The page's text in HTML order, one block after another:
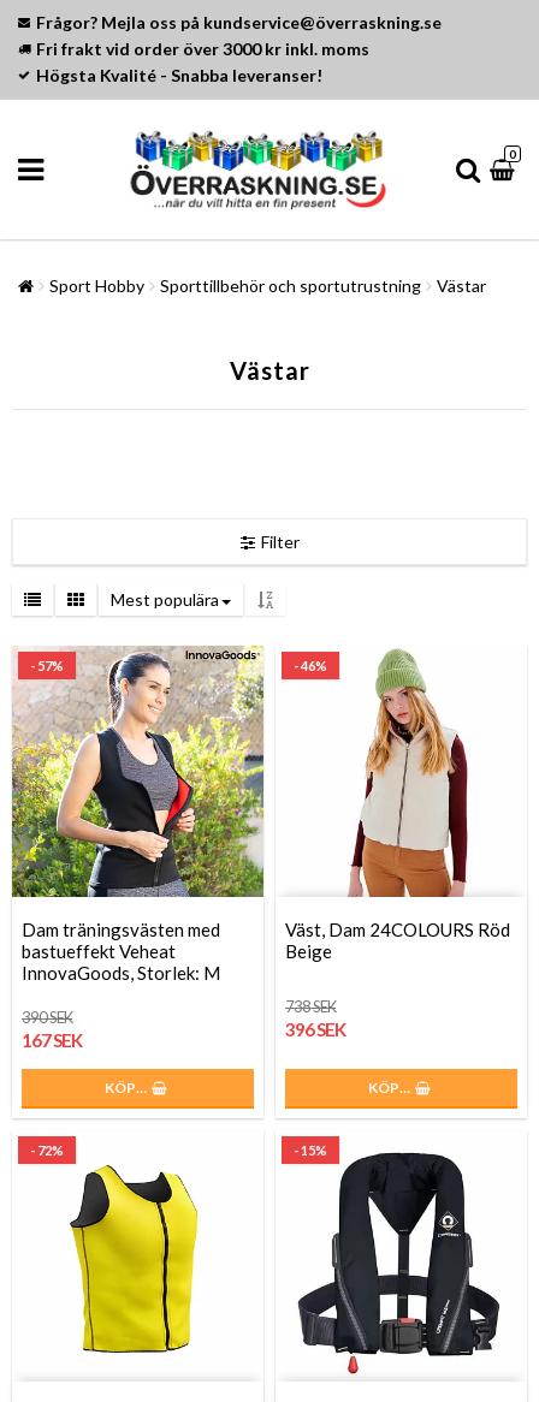
Frågor? Mejla oss på kundservice@överraskning.se
Fri frakt vid order över 3000 kr inkl. moms
Högsta Kvalité - Snabba leveranser!
0
Sport Hobby Sporttillbehör och sportutrustning Västar
Västar
Filter
Mest populära
- 57%
Dam träningsvästen med
bastueffekt Veheat
InnovaGoods, Storlek: M
390 SEK
167 SEK
KÖP…
- 46%
Väst, Dam 24COLOURS Röd
Beige
738 SEK
396 SEK
KÖP…
- 72% - 15%